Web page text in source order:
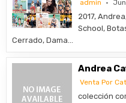
admin
2017,
School,
Cerrado, Dama…
Andrea
Venta Por
colección